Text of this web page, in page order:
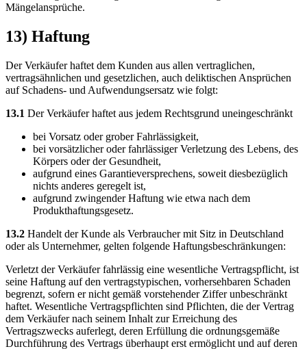
Mängelansprüche.
13) Haftung
Der Verkäufer haftet dem Kunden aus allen vertraglichen,
vertragsähnlichen und gesetzlichen, auch deliktischen Ansprüchen
auf Schadens- und Aufwendungsersatz wie folgt:
13.1 Der Verkäufer haftet aus jedem Rechtsgrund uneingeschränkt
bei Vorsatz oder grober Fahrlässigkeit,
bei vorsätzlicher oder fahrlässiger Verletzung des Lebens, des
Körpers oder der Gesundheit,
aufgrund eines Garantieversprechens, soweit diesbezüglich
nichts anderes geregelt ist,
aufgrund zwingender Haftung wie etwa nach dem
Produkthaftungsgesetz.
13.2 Handelt der Kunde als Verbraucher mit Sitz in Deutschland
oder als Unternehmer, gelten folgende Haftungsbeschränkungen:
Verletzt der Verkäufer fahrlässig eine wesentliche Vertragspflicht, ist
seine Haftung auf den vertragstypischen, vorhersehbaren Schaden
begrenzt, sofern er nicht gemäß vorstehender Ziffer unbeschränkt
haftet. Wesentliche Vertragspflichten sind Pflichten, die der Vertrag
dem Verkäufer nach seinem Inhalt zur Erreichung des
Vertragszwecks auferlegt, deren Erfüllung die ordnungsgemäße
Durchführung des Vertrags überhaupt erst ermöglicht und auf deren